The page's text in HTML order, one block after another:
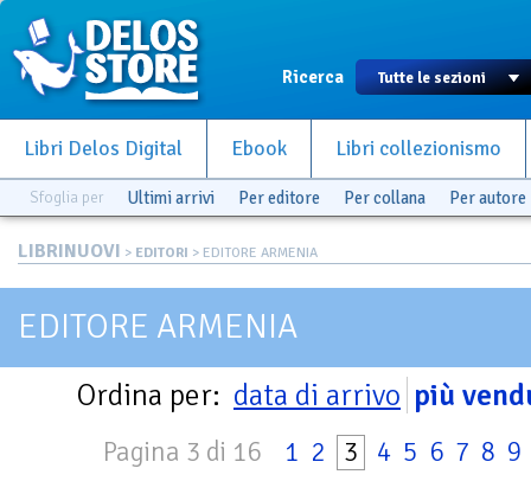
Ricerca
Libri Delos Digital Ebook Libri collezionismo
Sfoglia per Ultimi arrivi Per editore Per collana Per autore
LIBRINUOVI > EDITORI > EDITORE ARMENIA
EDITORE ARMENIA
Ordina per: data di arrivo più
Pagina 3 di 16 1 2 3 4 5 6 7 8 9